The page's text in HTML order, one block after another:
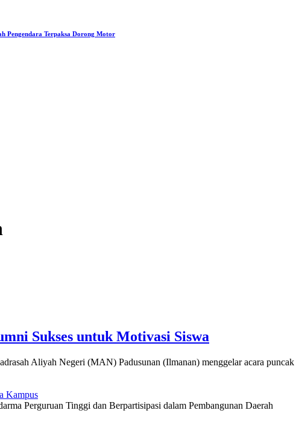
Pengendara Terpaksa Dorong Motor
Sukses untuk Motivasi Siswa
Aliyah Negeri (MAN) Padusunan (Ilmanan) menggelar acara
Perguruan Tinggi dan Berpartisipasi dalam Pembangunan Daerah